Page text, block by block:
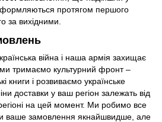
оформляються протягом першого
за вихідними.
війна і наша армія захищає
тримаємо культурний фронт –
книги і розвиваємо українське
доставки у ваш регіон залежать від
регіоні на цей момент. Ми робимо все
ваше замовлення якнайшвидше, але